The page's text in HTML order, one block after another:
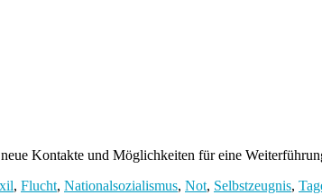
Kontakte und Möglichkeiten für eine
, Flucht, Nationalsozialismus, Not, Selbstzeugnis,